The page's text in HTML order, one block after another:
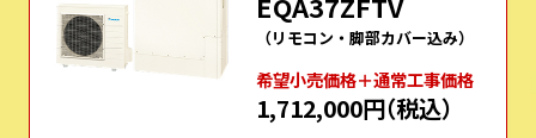
（リモコン・脚部カバー込み）
希望⼩売価格＋通常⼯事価格
1,712,000円（税込）